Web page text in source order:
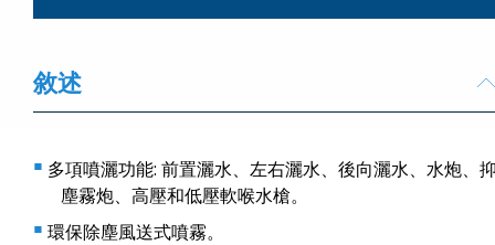
敘述
多項噴灑功能: 前置灑水、左右灑水、後向灑水、水炮、
塵霧炮、高壓和低壓軟喉水槍。
環保除塵風送式噴霧。